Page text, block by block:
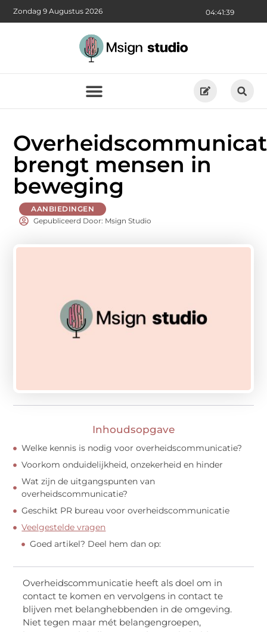
04:41:40
Zondag 9 Augustus 2026
brengt mensen in
beweging
AANBIEDINGEN
Gepubliceerd Door: Msign Studio
Inhoudsopgave
Welke kennis is nodig voor overheidscommunicatie?
Voorkom onduidelijkheid, onzekerheid en hinder
Wat zijn de uitgangspunten van
overheidscommunicatie?
Geschikt PR bureau voor overheidscommunicatie
Veelgestelde vragen
Goed artikel? Deel hem dan op:
Overheidscommunicatie heeft als doel om in
contact te komen en vervolgens in contact te
blijven met belanghebbenden in de omgeving.
Niet tegen maar mét belangengroepen,